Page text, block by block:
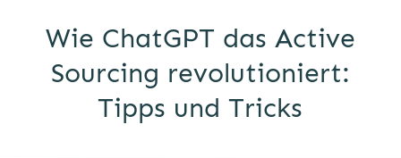
Wie ChatGPT das Active
Sourcing revolutioniert:
Tipps und Tricks